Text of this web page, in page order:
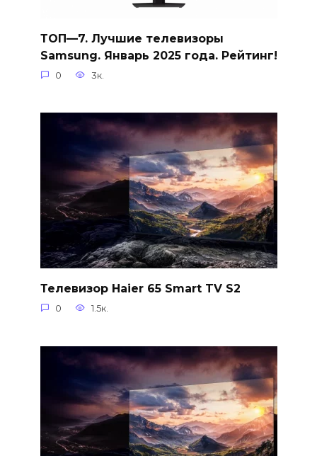
ТОП—7. Лучшие телевизоры
Samsung. Январь 2025 года. Рейтинг!
0 3к.
Телевизор Haier 65 Smart TV S2
0 1.5к.